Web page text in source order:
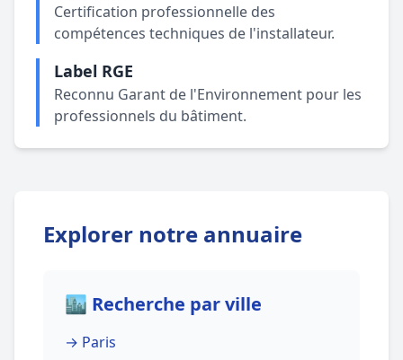
Certification professionnelle des
compétences techniques de l'installateur.
Label RGE
Reconnu Garant de l'Environnement pour les
professionnels du bâtiment.
Explorer notre annuaire
🏙️ Recherche par ville
→ Paris